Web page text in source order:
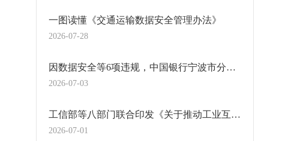
一图读懂《交通运输数据安全管理办法》
2026-07-28
因数据安全等6项违规，中国银行宁波市分行被罚436万元！
2026-07-03
工信部等八部门联合印发《关于推动工业互联网高质量发展的实施意见》
2026-07-01